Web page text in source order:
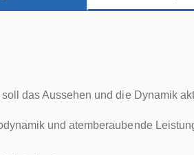
das Aussehen und die Dynamik
und atemberaubende